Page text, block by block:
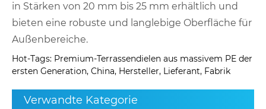
in Stärken von 20 mm bis 25 mm erhältlich und
bieten eine robuste und langlebige Oberfläche für
Außenbereiche.
Hot-Tags: Premium-Terrassendielen aus massivem PE der
ersten Generation, China, Hersteller, Lieferant, Fabrik
Verwandte Kategorie